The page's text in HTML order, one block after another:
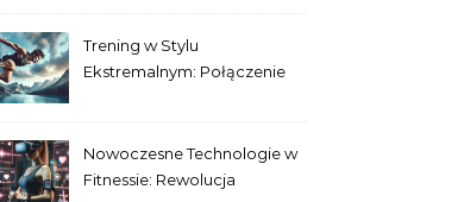
Trening w Stylu
Ekstremalnym: Połączenie
Nowoczesne Technologie w
Fitnessie: Rewolucja